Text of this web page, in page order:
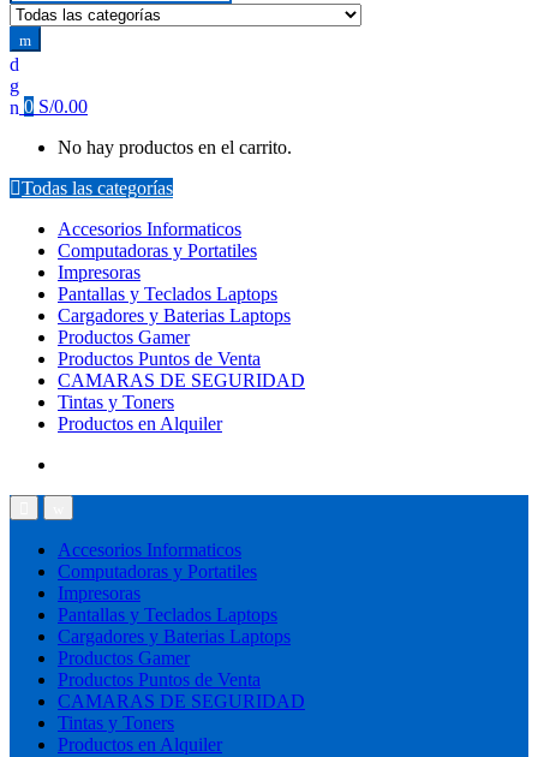
for:
0 S/0.00
No hay productos en el carrito.
Todas las categorías
Accesorios Informaticos
Computadoras y Portatiles
Impresoras
Pantallas y Teclados Laptops
Cargadores y Baterias Laptops
Productos Gamer
Productos Puntos de Venta
CAMARAS DE SEGURIDAD
Tintas y Toners
Productos en Alquiler
Accesorios Informaticos
Computadoras y Portatiles
Impresoras
Pantallas y Teclados Laptops
Cargadores y Baterias Laptops
Productos Gamer
Productos Puntos de Venta
CAMARAS DE SEGURIDAD
Tintas y Toners
Productos en Alquiler